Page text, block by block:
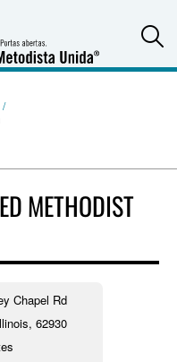
METHODIST
Chapel Rd
62930